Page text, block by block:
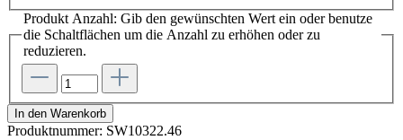
Produkt Anzahl: Gib den gewünschten Wert ein oder benutze
die Schaltflächen um die Anzahl zu erhöhen oder zu
reduzieren.
In den Warenkorb
Produktnummer: SW10322.46